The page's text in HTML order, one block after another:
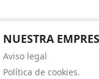
NUESTRA
Aviso legal
Política de cookies.